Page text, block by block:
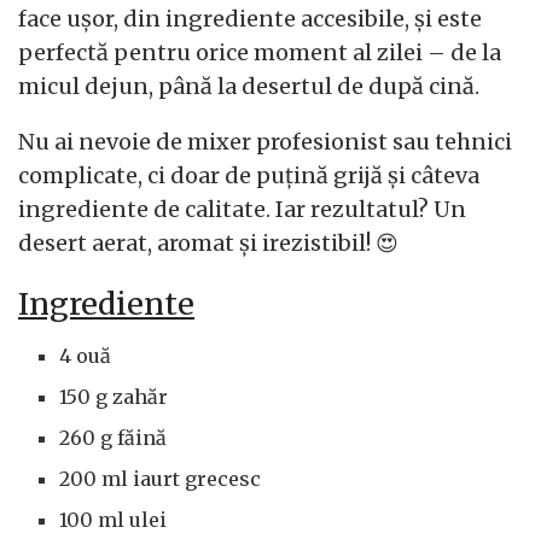
face ușor, din ingrediente accesibile, și este
perfectă pentru orice moment al zilei – de la
micul dejun, până la desertul de după cină.
Nu ai nevoie de mixer profesionist sau tehnici
complicate, ci doar de puțină grijă și câteva
ingrediente de calitate. Iar rezultatul? Un
desert aerat, aromat și irezistibil! 😍
Ingrediente
4 ouă
150 g zahăr
260 g făină
200 ml iaurt grecesc
100 ml ulei